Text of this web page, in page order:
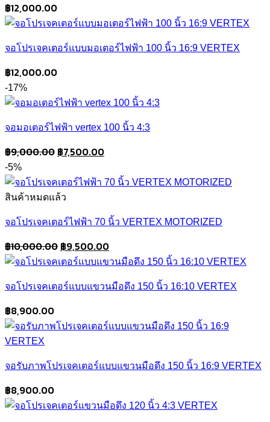
฿12,000.00
จอโปรเจคเตอร์แบบมอเตอร์ไฟฟ้า 100 นิ้ว 16:9 VERTEX
฿12,000.00
-17%
จอมอเตอร์ไฟฟ้า vertex 100 นิ้ว 4:3
฿9,000.00 Original
was:
฿9,000.00.
฿7,500.00Current
is:
-5%
สินค้าหมดแล้ว
จอโปรเจคเตอร์ไฟฟ้า 70 นิ้ว VERTEX MOTORIZED
฿10,000.00 Original
price
฿10,000.00.
฿9,500.00Current
price
฿9,500.00.
จอโปรเจคเตอร์แบบแขวนมือดึง 150 นิ้ว 16:10 VERTEX
฿8,900.00
จอรับภาพโปรเจคเตอร์แบบแขวนมือดึง 150 นิ้ว 16:9 VERTEX
฿8,900.00